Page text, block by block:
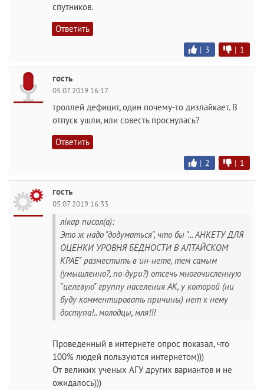
спутников.
Ответить
| 3 | 1
гость
05.07.2019 16:17
троллей дефицит, один почему-то дизлайкает. В
отпуск ушли, или совесть проснулась?
Ответить
| 2 | 1
гость
05.07.2019 16:33
лiкар писал(а):
Это ж надо "додуматься", что бы "... АНКЕТУ ДЛЯ
ОЦЕНКИ УРОВНЯ БЕДНОСТИ В АЛТАЙСКОМ
КРАЕ" разместить в ин-нете, тем самым
(умышленно?, по-дури?) отсечь многочисленную
"целевую" группу населения АК, у которой (ни
буду комментировать причины) нет к нему
доступа!.. молодцы, мля!!!
Проведенный в интернете опрос показал, что
100% людей пользуются интернетом)))
От великих ученых АГУ других вариантов и не
ожидалось)))